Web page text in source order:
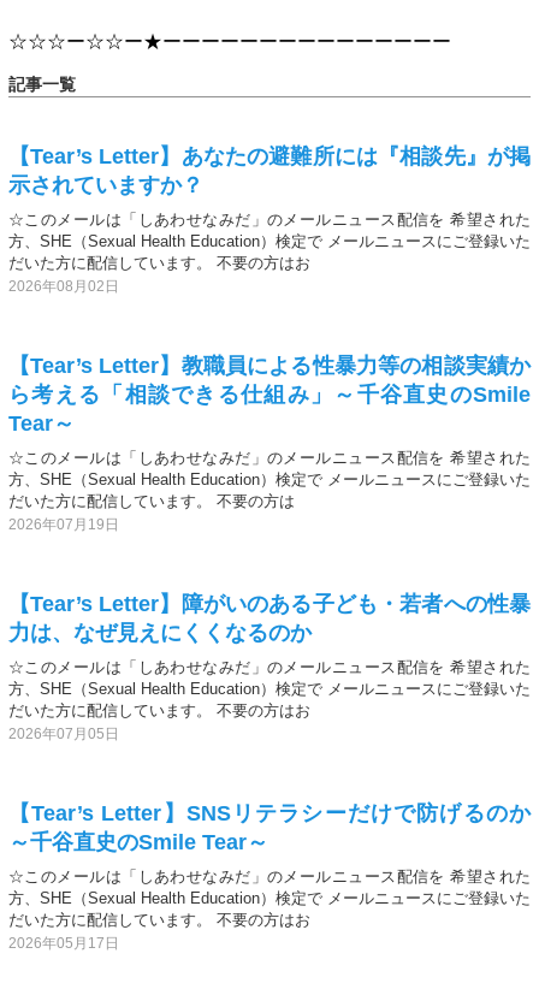
☆☆☆ー☆☆ー★ーーーーーーーーーーーーーーー
記事一覧
【Tear’s Letter】あなたの避難所には『相談先』が掲
示されていますか？
☆このメールは「しあわせなみだ」のメールニュース配信を 希望された
方、SHE（Sexual Health Education）検定で メールニュースにご登録いた
だいた方に配信しています。 不要の方はお
2026年08月02日
【Tear’s Letter】教職員による性暴力等の相談実績か
ら考える「相談できる仕組み」～千谷直史のSmile
Tear～
☆このメールは「しあわせなみだ」のメールニュース配信を 希望された
方、SHE（Sexual Health Education）検定で メールニュースにご登録いた
だいた方に配信しています。 不要の方は
2026年07月19日
【Tear’s Letter】障がいのある子ども・若者への性暴
力は、なぜ見えにくくなるのか
☆このメールは「しあわせなみだ」のメールニュース配信を 希望された
方、SHE（Sexual Health Education）検定で メールニュースにご登録いた
だいた方に配信しています。 不要の方はお
2026年07月05日
【Tear’s Letter】SNSリテラシーだけで防げるのか
～千谷直史のSmile Tear～
☆このメールは「しあわせなみだ」のメールニュース配信を 希望された
方、SHE（Sexual Health Education）検定で メールニュースにご登録いた
だいた方に配信しています。 不要の方はお
2026年05月17日